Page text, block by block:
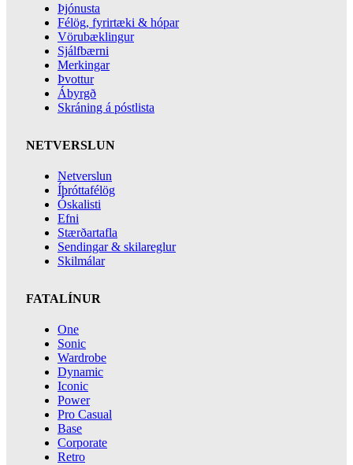
Þjónusta
Félög, fyrirtæki & hópar
Vörubæklingur
Sjálfbærni
Merkingar
Þvottur
Ábyrgð
Skráning á póstlista
NETVERSLUN
Netverslun
Íþróttafélög
Óskalisti
Efni
Stærðartafla
Sendingar & skilareglur
Skilmálar
FATALÍNUR
One
Sonic
Wardrobe
Dynamic
Iconic
Power
Pro Casual
Base
Corporate
Retro